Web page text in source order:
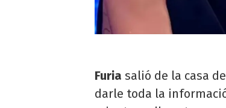
Furia salió de la casa de
darle toda la